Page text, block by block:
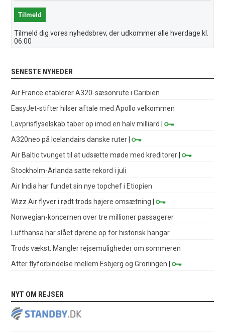
Tilmeld dig vores nyhedsbrev, der udkommer alle hverdage kl.
06:00
SENESTE NYHEDER
Air France etablerer A320-sæsonrute i Caribien
EasyJet-stifter hilser aftale med Apollo velkommen
Lavprisflyselskab taber op imod en halv milliard
|
A320neo på Icelandairs danske ruter |
Air Baltic tvunget til at udsætte møde med kreditorer |
Stockholm-Arlanda satte rekord i juli
Air India har fundet sin nye topchef i Etiopien
Wizz Air flyver i rødt trods højere omsætning |
Norwegian-koncernen over tre millioner passagerer
Lufthansa har slået dørene op for historisk hangar
Trods vækst: Mangler rejsemuligheder om sommeren
Atter flyforbindelse mellem Esbjerg og Groningen |
NYT OM REJSER